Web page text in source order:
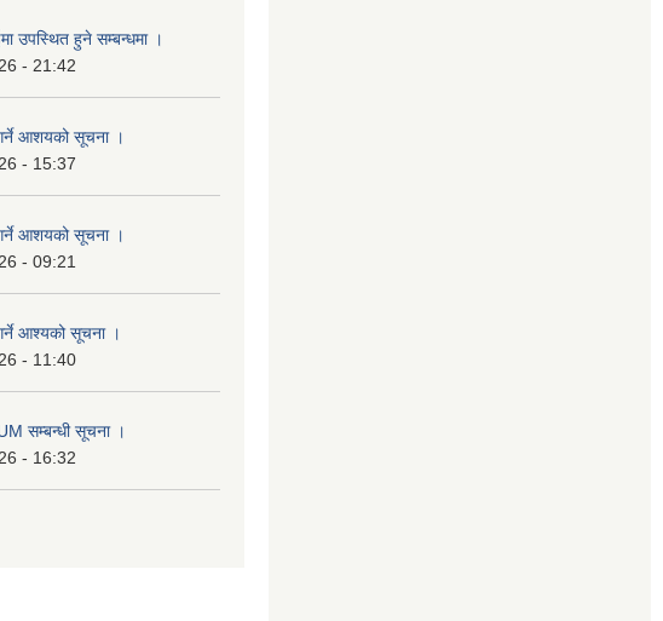
उपस्थित हुने सम्बन्धमा ।
- 21:42
आशयको सूचना ।
- 15:37
आशयको सूचना ।
- 09:21
आश्यको सूचना ।
- 11:40
सम्बन्धी सूचना ।
- 16:32